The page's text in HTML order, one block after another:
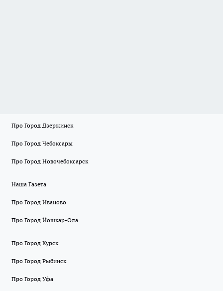
Про Город Дзержинск
Про Город Чебоксары
Про Город Новочебоксарск
Наша Газета
Про Город Иваново
Про Город Йошкар-Ола
Про Город Курск
Про Город Рыбинск
Про Город Уфа